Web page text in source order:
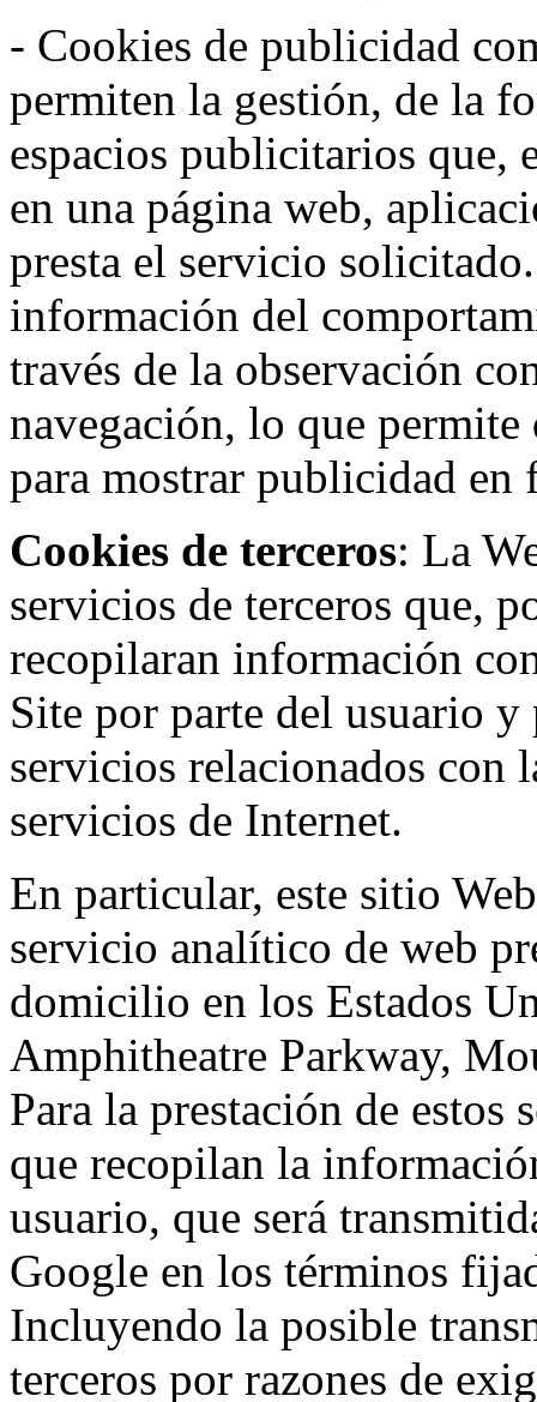
- Cookies de publicidad
permiten la gestión, de la
espacios publicitarios que,
en una página web,
presta el servicio
información del
través de la observación
navegación, lo que
para mostrar publicidad
Cookies de terceros: La
servicios de terceros que,
recopilaran información
Site por parte del usuario
servicios relacionados con
servicios de Internet.
En particular, este sitio
servicio analítico de web
domicilio en los Estados
Amphitheatre Parkway,
Para la prestación de
que recopilan la
usuario, que será
Google en los términos
Incluyendo la posible
terceros por razones de